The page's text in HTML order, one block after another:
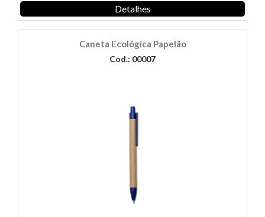
Detalhes
Caneta Ecológica Papelão
Cod.: 00007